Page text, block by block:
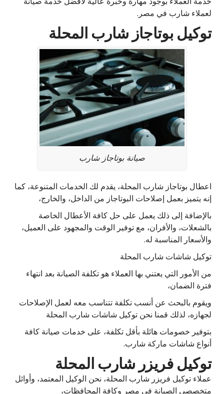
لعملاء شارب في مصر.
توكيل بوتاجاز شارب المحلة
صيانة بوتاجاز شارب
اعطال بوتاجاز شارب المحلة، يقدم لك الخدمات المتنوعة، كما
إنه يتميز بعمل إصلاحات البوتاجاز من الداخل، والخارج،
بالإضافة إلى ذلك يعمل على حل كافة الأعطال الخاصة
بالشعلات، والأفران، مع توفير الوقت والمجهود على العميل،
والأسعار المناسبة له.
توكيل شاشات شارب المحلة
من الأمور التي يعتني بها العملاء هو تكلفة الصيانة بعد انتهاء
فترة الضمان،
ويقوم بالبحث عن أنسب تكلفة تتناسب معه لعمل الإصلاحات
لجهازه، لذلك قمنا نحن توكيل شاشات شارب المحلة
بتوفير خصومات هائلة بأقل تكلفة، على خدمات صيانة كافة
أنواع شاشات ماركة شارب.
توكيل فريزر شارب المحلة
عملاء توكيل فريزر شارب المحلة، نحن الوكيل المعتمد، وأوائل
متخصصي الصيانة في مصر وكافة المحافظات،